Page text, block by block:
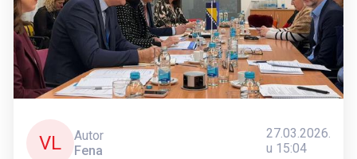
VL
Autor
Fena
27.03.2026.
u 15:04